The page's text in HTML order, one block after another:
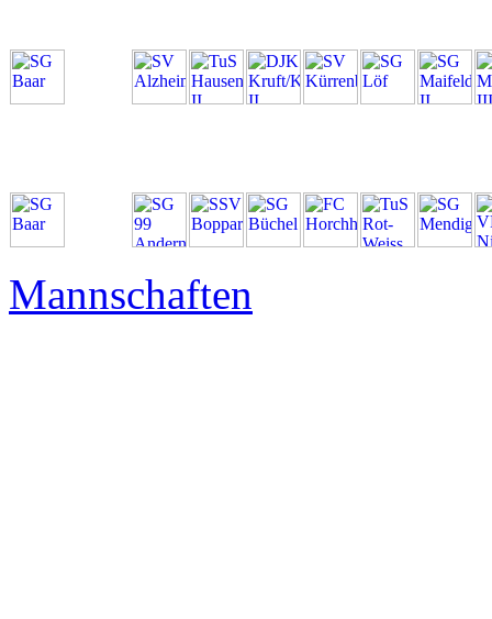
Mannschaften